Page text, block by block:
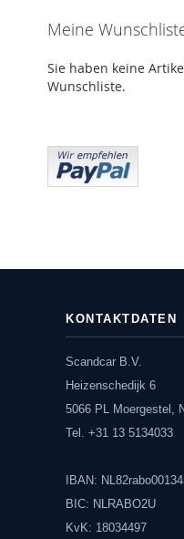
Meine
Sie haben keine
Wunschliste.
KONTAKTDATEN
Scandcar B.V.
Heizenschedijk 6
5066 PL Moergestel,
Tel. +31 13 5134033
IBAN:
BIC: NLRABO2U
KvK: 18034497